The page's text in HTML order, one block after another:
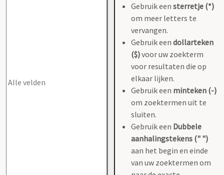
Gebruik een sterretje (*)
om meer letters te
vervangen.
Gebruik een dollarteken
($)voor uw zoekterm
voor resultaten die op
elkaar lijken.
Gebruik een minteken (-)
om zoektermen uit te
sluiten.
Gebruik een Dubbele
aanhalingstekens (" ")
aan het begin en einde
van uw zoektermen om